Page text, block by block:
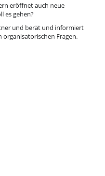
eröffnet auch neue
es gehen?
und berät und informiert
organisatorischen Fragen.